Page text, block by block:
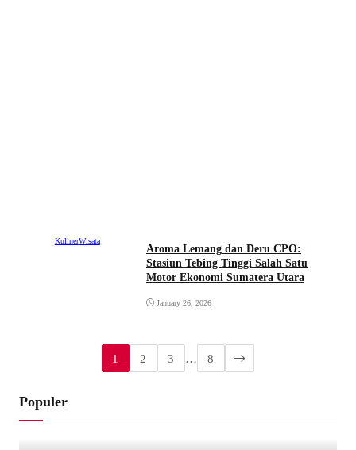
KulinerWisata
Aroma Lemang dan Deru CPO:
Stasiun Tebing Tinggi Salah Satu
Motor Ekonomi Sumatera Utara
January 26, 2026
1 2 3 … 8
Populer